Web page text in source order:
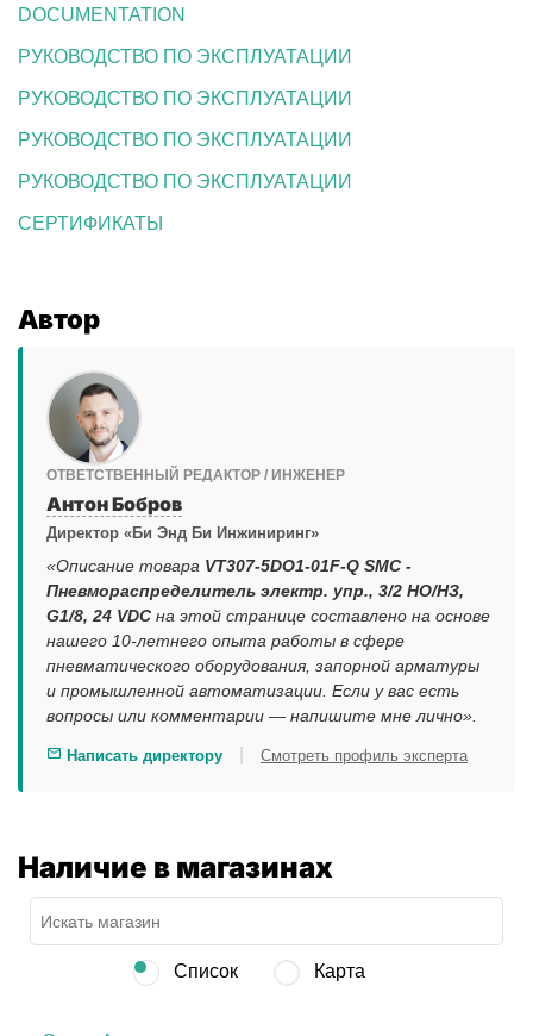
DOCUMENTATION
РУКОВОДСТВО ПО ЭКСПЛУАТАЦИИ
РУКОВОДСТВО ПО ЭКСПЛУАТАЦИИ
РУКОВОДСТВО ПО ЭКСПЛУАТАЦИИ
РУКОВОДСТВО ПО ЭКСПЛУАТАЦИИ
СЕРТИФИКАТЫ
Автор
ОТВЕТСТВЕННЫЙ РЕДАКТОР / ИНЖЕНЕР
Антон Бобров
Директор «Би Энд Би Инжиниринг»
«Описание товара VT307-5DO1-01F-Q SMC -
Пневмораспределитель электр. упр., 3/2 НО/НЗ,
G1/8, 24 VDC на этой странице составлено на основе
нашего 10-летнего опыта работы в сфере
пневматического оборудования, запорной арматуры
и промышленной автоматизации. Если у вас есть
вопросы или комментарии — напишите мне лично».
Написать директору Смотреть профиль эксперта
Наличие в магазинах
Список Карта